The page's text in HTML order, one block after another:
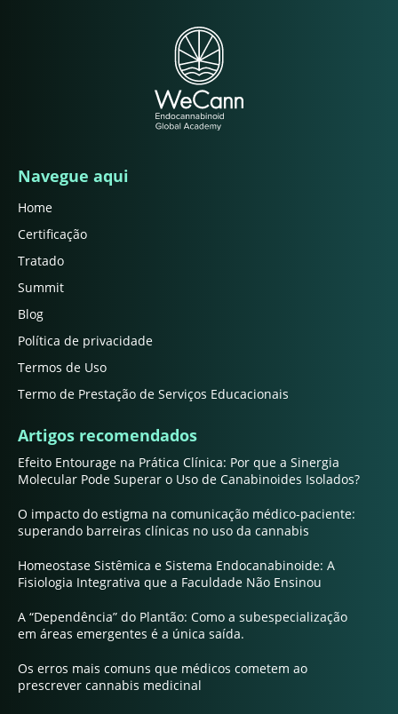
Navegue aqui
Home
Certificação
Tratado
Summit
Blog
Política de privacidade
Termos de Uso
Termo de Prestação de Serviços Educacionais
Artigos recomendados
Efeito Entourage na Prática Clínica: Por que a Sinergia
Molecular Pode Superar o Uso de Canabinoides Isolados?
O impacto do estigma na comunicação médico-paciente:
superando barreiras clínicas no uso da cannabis
Homeostase Sistêmica e Sistema Endocanabinoide: A
Fisiologia Integrativa que a Faculdade Não Ensinou
A “Dependência” do Plantão: Como a subespecialização
em áreas emergentes é a única saída.
Os erros mais comuns que médicos cometem ao
prescrever cannabis medicinal